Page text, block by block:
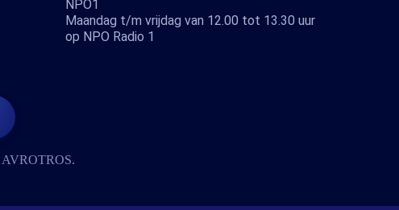
NPO1
Maandag t/m vrijdag van 12.00 tot 13.30 uur
op NPO Radio 1
AVROTROS.